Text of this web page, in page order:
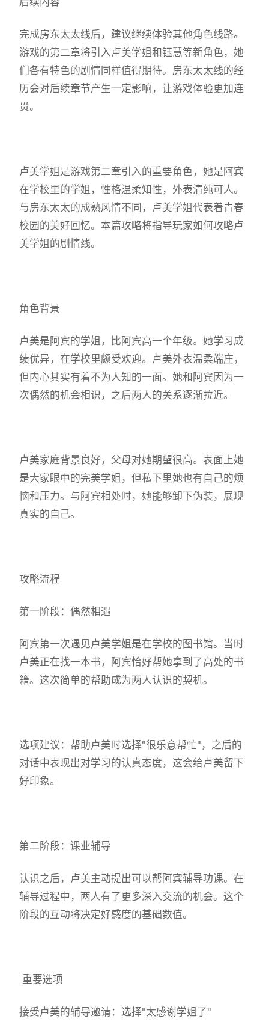
完成房东太太线后，建议继续体验其他角色线路。
游戏的第二章将引入卢美学姐和钰慧等新角色，她
们各有特色的剧情同样值得期待。房东太太线的经
历会对后续章节产生一定影响，让游戏体验更加连
贯。
卢美学姐是游戏第二章引入的重要角色，她是阿宾
在学校里的学姐，性格温柔知性，外表清纯可人。
与房东太太的成熟风情不同，卢美学姐代表着青春
校园的美好回忆。本篇攻略将指导玩家如何攻略卢
美学姐的剧情线。
角色背景
卢美是阿宾的学姐，比阿宾高一个年级。她学习成
绩优异，在学校里颇受欢迎。卢美外表温柔端庄，
但内心其实有着不为人知的一面。她和阿宾因为一
次偶然的机会相识，之后两人的关系逐渐拉近。
卢美家庭背景良好，父母对她期望很高。表面上她
是大家眼中的完美学姐，但私下里她也有自己的烦
恼和压力。与阿宾相处时，她能够卸下伪装，展现
真实的自己。
攻略流程
第一阶段：偶然相遇
阿宾第一次遇见卢美学姐是在学校的图书馆。当时
卢美正在找一本书，阿宾恰好帮她拿到了高处的书
籍。这次简单的帮助成为两人认识的契机。
选项建议：帮助卢美时选择"很乐意帮忙"，之后的
对话中表现出对学习的认真态度，这会给卢美留下
好印象。
第二阶段：课业辅导
认识之后，卢美主动提出可以帮阿宾辅导功课。在
辅导过程中，两人有了更多深入交流的机会。这个
阶段的互动将决定好感度的基础数值。
重要选项
接受卢美的辅导邀请：选择"太感谢学姐了"